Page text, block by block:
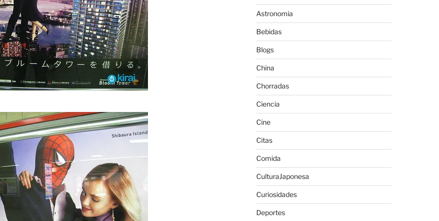
Astronomia
Bebidas
Blogs
China
Chorradas
Ciencia
Cine
Citas
Comida
CulturaJaponesa
Curiosidades
Deportes